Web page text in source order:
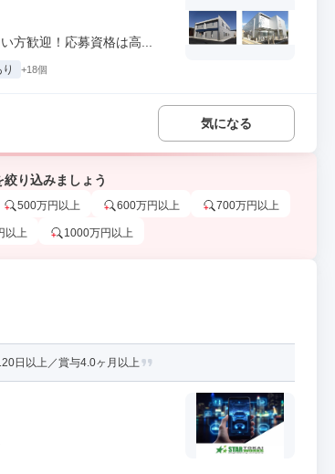
方歓迎！応募資格は高...
+18個
気になる
り込みましょう
500万円以上 600万円以上 700万円以上
以上 1000万円以上
日以上／賞与4.0ヶ月以上